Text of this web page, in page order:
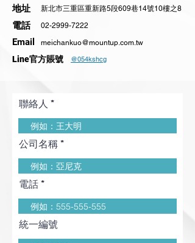
地址 新北市三重區重新路5段609巷14號10樓之8
電話 02-2999-7222
Email meichankuo@mountup.com.tw
Line官方賬號 @054kshcg
聯絡人
公司名稱
電話
統一編號